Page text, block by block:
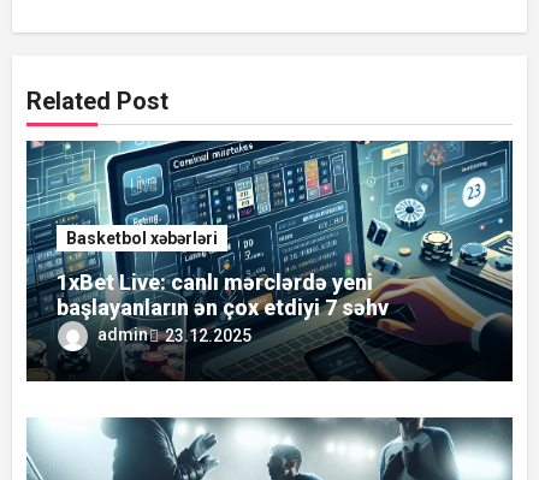
Related Post
Basketbol xəbərləri
1xBet Live: canlı mərclərdə yeni
başlayanların ən çox etdiyi 7 səhv
admin 23.12.2025